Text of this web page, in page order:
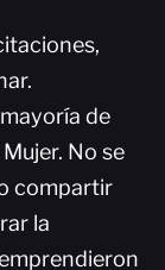
de
No se
compartir
la